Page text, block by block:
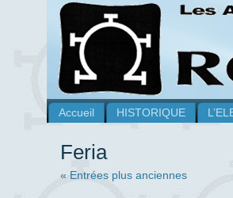
Accueil HISTORIQUE
Feria
« Entrées plus anciennes